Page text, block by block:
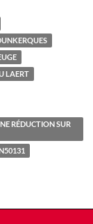
LAERT
RÉDUCTION SUR